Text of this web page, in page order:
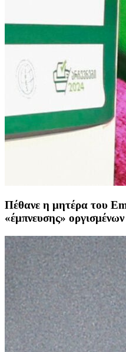
Πέθανε η μητέρα του
«έμπνευσης»